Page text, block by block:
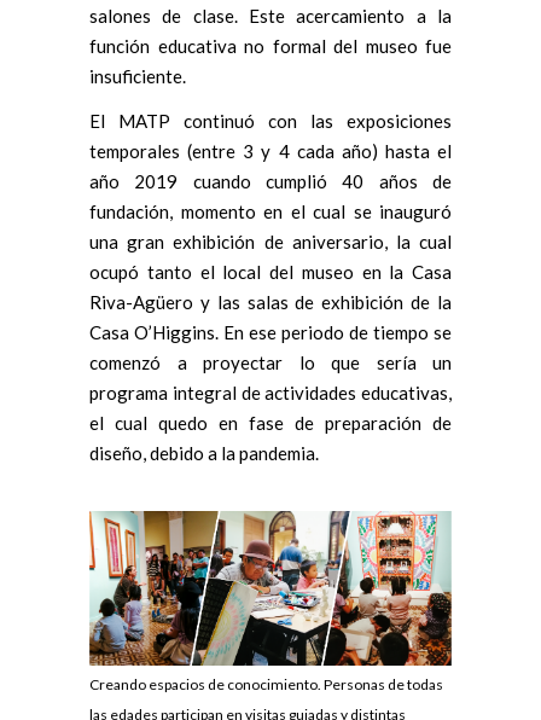
salones de clase. Este acercamiento a la
función educativa no formal del museo fue
insuficiente.
El MATP continuó con las exposiciones
temporales (entre 3 y 4 cada año) hasta el
año 2019 cuando cumplió 40 años de
fundación, momento en el cual se inauguró
una gran exhibición de aniversario, la cual
ocupó tanto el local del museo en la Casa
Riva-Agüero y las salas de exhibición de la
Casa O’Higgins. En ese periodo de tiempo se
comenzó a proyectar lo que sería un
programa integral de actividades educativas,
el cual quedo en fase de preparación de
diseño, debido a la pandemia.
Creando espacios de conocimiento. Personas de todas
las edades participan en visitas guiadas y distintas